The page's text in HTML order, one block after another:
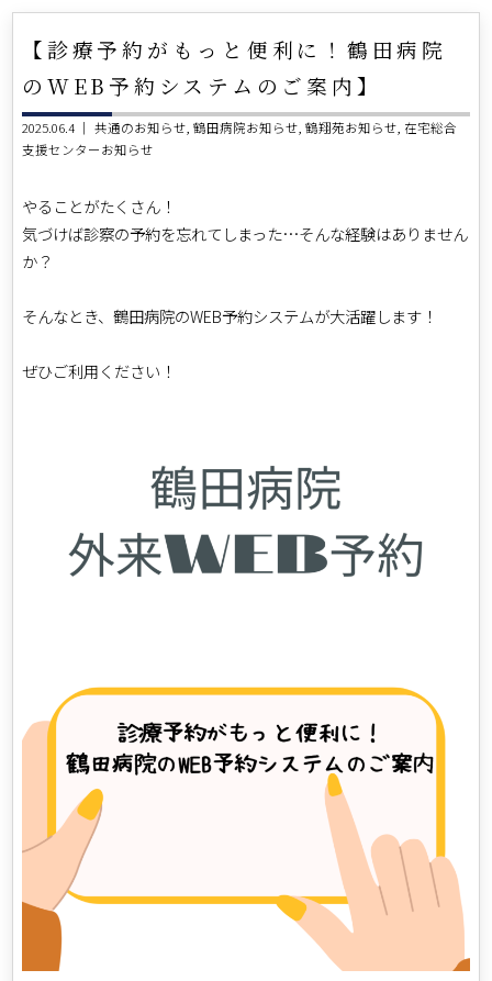
【診療予約がもっと便利に！鶴田病院
のWEB予約システムのご案内】
2025.06.4 ｜共通のお知らせ 鶴田病院お知らせ 鶴翔苑お知らせ 在宅総合
支援センターお知らせ
やることがたくさん！
気づけば診察の予約を忘れてしまった…そんな経験はありません
か？
そんなとき、鶴田病院のWEB予約システムが大活躍します！
ぜひご利用ください！